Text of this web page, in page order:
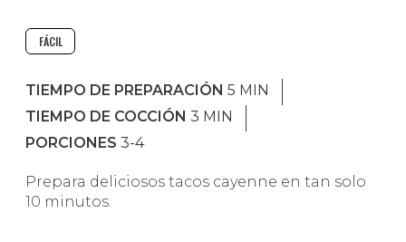
FÁCIL
TIEMPO DE PREPARACIÓN 5 MIN
TIEMPO DE COCCIÓN 3 MIN
PORCIONES 3-4
Prepara deliciosos tacos cayenne en tan solo
10 minutos.